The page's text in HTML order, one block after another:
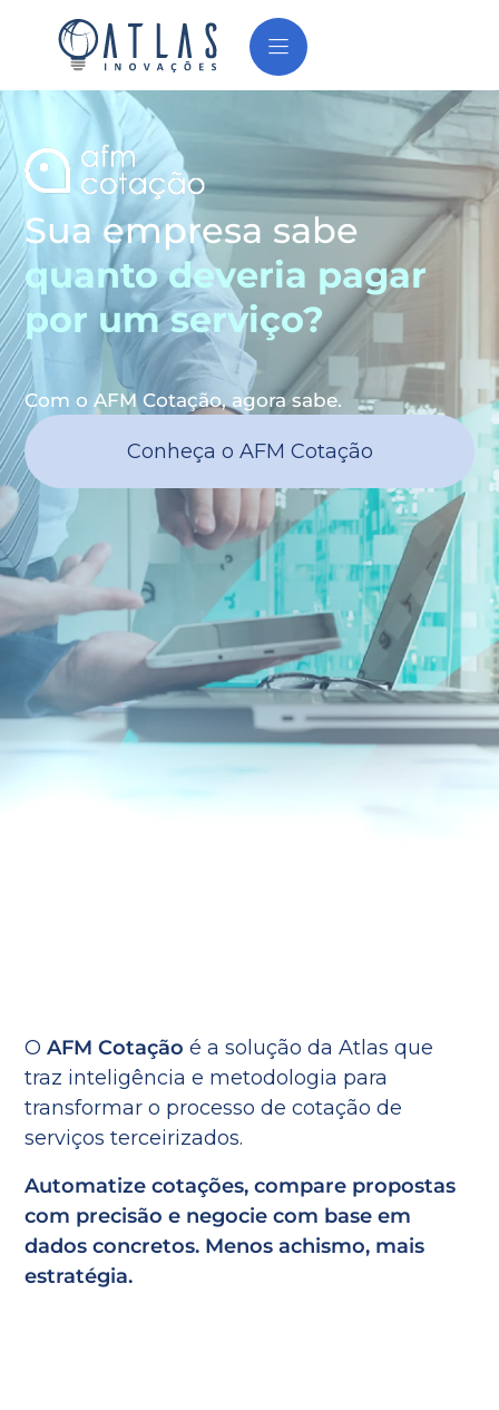
Sua empresa sabe
quanto deveria pagar
por um serviço?
Com o AFM Cotação, agora sabe.
Conheça o AFM Cotação
OAFM Cotação é a solução da Atlas que
traz inteligência e metodologia para
transformar o processo de cotação de
serviços terceirizados.
Automatize cotações, compare propostas
com precisão e negocie com base em
dados concretos. Menos achismo, mais
estratégia.